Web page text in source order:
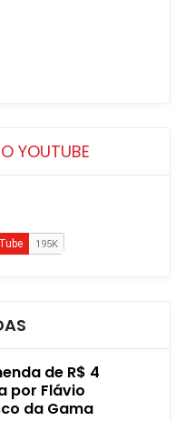
YOUTUBE
de R$ 4
por Flávio
da Gama